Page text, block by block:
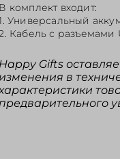
комплект входит:
Универсальный
Кабель с разъемами
Gifts
в